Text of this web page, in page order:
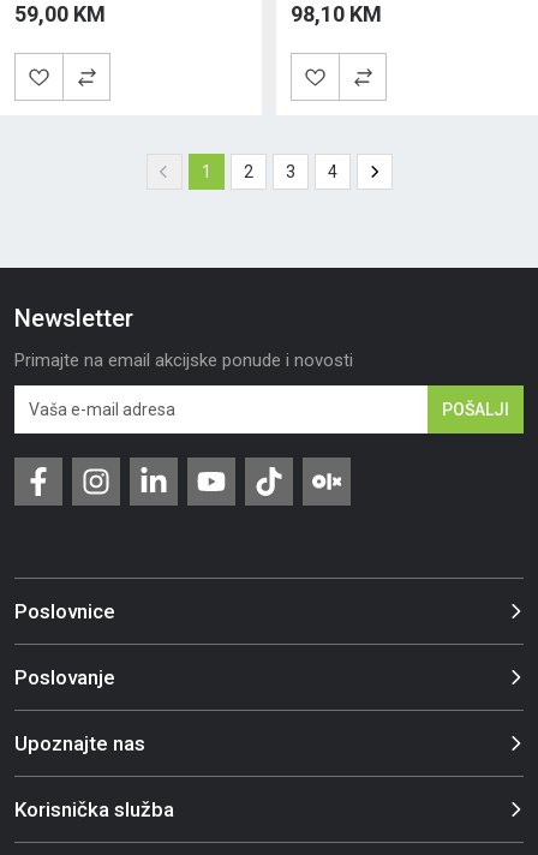
59,00 KM 98,10 KM
1 2 3 4
Newsletter
Primajte na email akcijske ponude i novosti
POŠALJI
Poslovnice
Poslovanje
Upoznajte nas
Korisnička služba